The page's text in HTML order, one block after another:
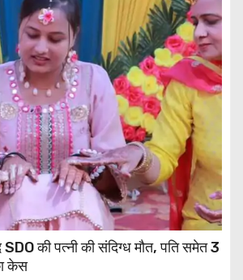
SDO की पत्नी की संदिग्ध मौत, पति समेत 3
केस